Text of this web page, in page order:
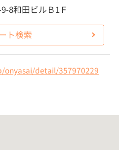
8和田ビルＢ1Ｆ
ト検索
onyasai/detail/357970229